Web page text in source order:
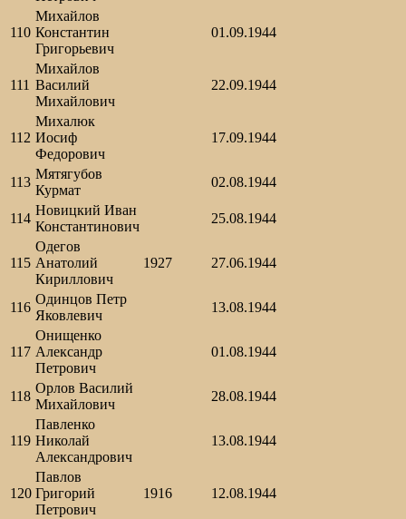
110
Михайлов
Константин
Григорьевич
01.09.1944
111
Михайлов
Василий
Михайлович
22.09.1944
112
Михалюк
Иосиф
Федорович
17.09.1944
113
Мятягубов
Курмат
02.08.1944
114
Новицкий Иван
Константинович
25.08.1944
115
Одегов
Анатолий
Кириллович
1927 27.06.1944
116
Одинцов Петр
Яковлевич
13.08.1944
117
Онищенко
Александр
Петрович
01.08.1944
118
Орлов Василий
Михайлович
28.08.1944
119
Павленко
Николай
Александрович
13.08.1944
120
Павлов
Григорий
Петрович
1916 12.08.1944